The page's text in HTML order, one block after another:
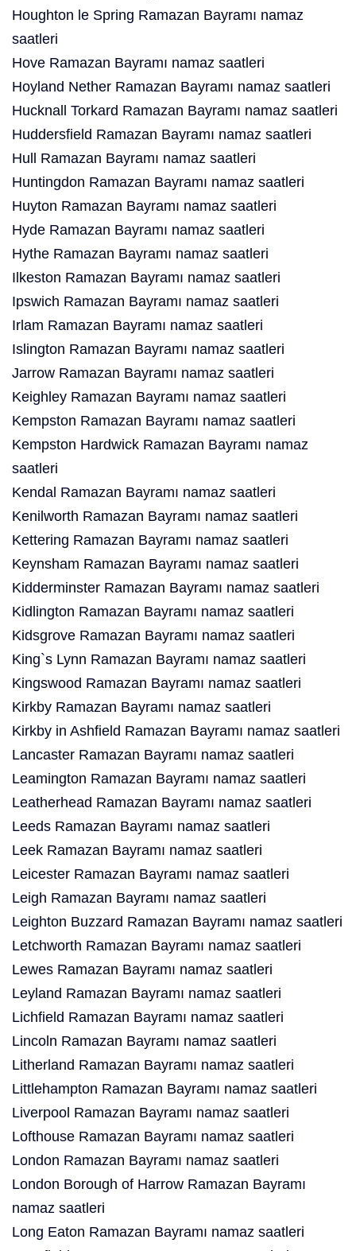
Houghton le Spring Ramazan Bayramı namaz
saatleri
Hove Ramazan Bayramı namaz saatleri
Hoyland Nether Ramazan Bayramı namaz saatleri
Hucknall Torkard Ramazan Bayramı namaz saatleri
Huddersfield Ramazan Bayramı namaz saatleri
Hull Ramazan Bayramı namaz saatleri
Huntingdon Ramazan Bayramı namaz saatleri
Huyton Ramazan Bayramı namaz saatleri
Hyde Ramazan Bayramı namaz saatleri
Hythe Ramazan Bayramı namaz saatleri
Ilkeston Ramazan Bayramı namaz saatleri
Ipswich Ramazan Bayramı namaz saatleri
Irlam Ramazan Bayramı namaz saatleri
Islington Ramazan Bayramı namaz saatleri
Jarrow Ramazan Bayramı namaz saatleri
Keighley Ramazan Bayramı namaz saatleri
Kempston Ramazan Bayramı namaz saatleri
Kempston Hardwick Ramazan Bayramı namaz
saatleri
Kendal Ramazan Bayramı namaz saatleri
Kenilworth Ramazan Bayramı namaz saatleri
Kettering Ramazan Bayramı namaz saatleri
Keynsham Ramazan Bayramı namaz saatleri
Kidderminster Ramazan Bayramı namaz saatleri
Kidlington Ramazan Bayramı namaz saatleri
Kidsgrove Ramazan Bayramı namaz saatleri
King`s Lynn Ramazan Bayramı namaz saatleri
Kingswood Ramazan Bayramı namaz saatleri
Kirkby Ramazan Bayramı namaz saatleri
Kirkby in Ashfield Ramazan Bayramı namaz saatleri
Lancaster Ramazan Bayramı namaz saatleri
Leamington Ramazan Bayramı namaz saatleri
Leatherhead Ramazan Bayramı namaz saatleri
Leeds Ramazan Bayramı namaz saatleri
Leek Ramazan Bayramı namaz saatleri
Leicester Ramazan Bayramı namaz saatleri
Leigh Ramazan Bayramı namaz saatleri
Leighton Buzzard Ramazan Bayramı namaz saatleri
Letchworth Ramazan Bayramı namaz saatleri
Lewes Ramazan Bayramı namaz saatleri
Leyland Ramazan Bayramı namaz saatleri
Lichfield Ramazan Bayramı namaz saatleri
Lincoln Ramazan Bayramı namaz saatleri
Litherland Ramazan Bayramı namaz saatleri
Littlehampton Ramazan Bayramı namaz saatleri
Liverpool Ramazan Bayramı namaz saatleri
Lofthouse Ramazan Bayramı namaz saatleri
London Ramazan Bayramı namaz saatleri
London Borough of Harrow Ramazan Bayramı
namaz saatleri
Long Eaton Ramazan Bayramı namaz saatleri